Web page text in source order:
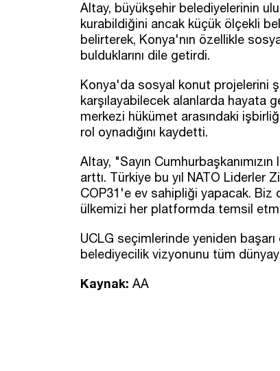
Altay, büyükşehir belediyelerinin
kurabildiğini ancak küçük ölçekli
belirterek, Konya'nın özellikle
bulduklarını dile getirdi.
Konya'da sosyal konut projelerini
karşılayabilecek alanlarda hayata
merkezi hükümet arasındaki
rol oynadığını kaydetti.
Altay, "Sayın
arttı. Türkiye bu yıl NATO Liderler
COP31'e ev sahipliği yapacak. Biz
ülkemizi her platformda temsil
UCLG seçimlerinde yeniden
belediyecilik vizyonunu tüm
Kaynak: AA